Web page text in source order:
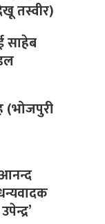
तस्वीर)
साहेब
(भोजपुरी